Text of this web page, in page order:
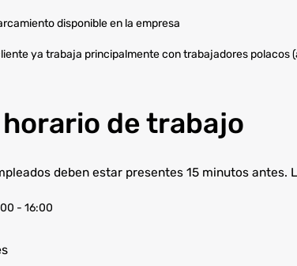
disponible en la empresa
ya trabaja principalmente con trabajadores polacos
horario de trabajo
deben estar presentes 15 minutos antes.
- 16:00